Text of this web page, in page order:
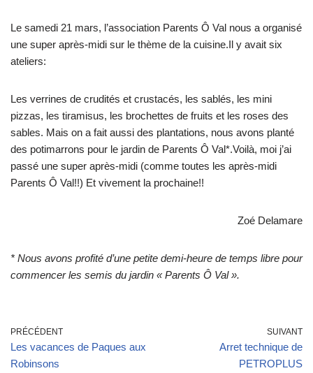
Le samedi 21 mars, l’association Parents Ô Val nous a organisé
une super après-midi sur le thème de la cuisine.Il y avait six
ateliers:
Les verrines de crudités et crustacés, les sablés, les mini
pizzas, les tiramisus, les brochettes de fruits et les roses des
sables. Mais on a fait aussi des plantations, nous avons planté
des potimarrons pour le jardin de Parents Ô Val*.Voilà, moi j’ai
passé une super après-midi (comme toutes les après-midi
Parents Ô Val!!) Et vivement la prochaine!!
Zoé Delamare
* Nous avons profité d’une petite demi-heure de temps libre pour
commencer les semis du jardin « Parents Ô Val ».
PRÉCÉDENT
Les vacances de Paques aux
Robinsons
SUIVANT
Arret technique de
PETROPLUS